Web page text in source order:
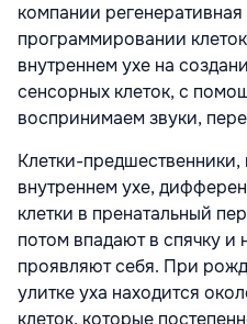
компании
программировании
внутреннем ухе на
сенсорных клеток, с
воспринимаем звуки,
Клетки-предшественники,
внутреннем ухе,
клетки в пренатальный
потом впадают в спячку и
проявляют себя. При
улитке уха находится